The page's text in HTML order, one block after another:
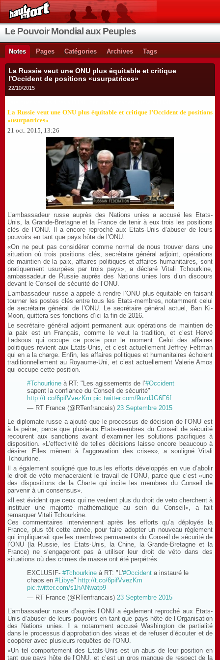
Le Pouvoir Mondial aux Peuples
Notes Pages Catégories Archives Tags
La Russie veut une ONU plus équitable et critique
l'Occident de positions «usurpatrices»
22/10/2015
La Russie veut une ONU plus équitable et critique l’Occident de positions
«usurpatrices»
21 oct. 2015, 13:26
L’ambassadeur russe auprès des Nations unies a accusé les Etats-
Unis, la Grande-Bretagne et la France de tenir à eux trois les positions
clés de l’ONU. Il a encore reproché aux Etats-Unis d’abuser de leurs
pouvoirs en tant que pays hôte de l’ONU.
«On ne peut pas considérer comme normal de nous trouver dans une
situation où trois positions clés, secrétaire général adjoint, opérations
de maintien de la paix, affaires politiques et affaires humanitaires, sont
pratiquement usurpées par trois pays», a déclaré Vitali Tchourkine,
ambassadeur de Russie auprès des Nations unies lors d’un discours
devant le Conseil de sécurité de l’ONU.
L’ambassadeur russe a appelé à rendre l’ONU plus équitable en faisant
tourner les postes clés entre tous les Etats-membres, notamment celui
de secrétaire général de l’ONU. Le secrétaire général actuel, Ban Ki-
Moon, quittera ses fonctions d’ici la fin de 2016.
Le secrétaire général adjoint permanent aux opérations de maintien de
la paix est un Français, comme le veut la tradition, et c’est Hervé
Ladsous qui occupe ce poste pour le moment. Celui des affaires
politiques revient aux Etats-Unis, et c’est actuellement Jeffrey Feltman
qui en a la charge. Enfin, les affaires politiques et humanitaires échoient
traditionnellement au Royaume-Uni, et c’est actuellement Valerie Amos
qui occupe cette position.
#Tchourkine à RT: "Les agissements de l’#Occident
sapent la confiance du Conseil de sécurité"
http://t.co/6pifVvezKm pic.twitter.com/9uzdJG6F6f
— RT France (@RTenfrancais) 23 Septembre 2015
Le diplomate russe a ajouté que le processus de décision de l’ONU est
à la peine, parce que plusieurs Etats-membres du Conseil de sécurité
recourent aux sanctions avant d’examiner les solutions pacifiques à
disposition. «L’effectivité de telles décisions laisse encore beaucoup à
désirer. Elles mènent à l’aggravation des crises», a souligné Vitali
Tchourkine.
Il a également souligné que tous les efforts développés en vue d’abolir
le droit de véto menaceraient le travail de l’ONU, parce que c’est «une
des dispositions de la Charte qui incite les membres du Conseil de
parvenir à un consensus».
«Il est évident que ceux qui ne veulent plus du droit de veto cherchent à
instituer une majorité mathématique au sein du Conseil», a fait
remarquer Vitali Tchourkine.
Ces commentaires interviennent après les efforts qu’a déployés la
France, plus tôt cette année, pour faire adopter un nouveau règlement
qui impliquerait que les membres permanents du Conseil de sécurité de
l’ONU (la Russie, les Etats-Unis, la Chine, la Grande-Bretagne et la
France) ne s’engageront pas à utiliser leur droit de véto dans des
situations où des crimes de masse ont été perpétrés.
EXCLUSIF- #Tchourkine à RT: "L'#Occident a instauré le
chaos en #Libye" http://t.co/6pifVvezKm
pic.twitter.com/s1hANwatp9
— RT France (@RTenfrancais) 23 Septembre 2015
L’ambassadeur russe d’auprès l’ONU a également reproché aux Etats-
Unis d’abuser de leurs pouvoirs en tant que pays hôte de l’Organisation
des Nations unies. Il a notamment accusé Washington de partialité
dans le processus d’approbation des visas et de refuser d’écouter et de
coopérer avec plusieurs requêtes de l’ONU.
«Un tel comportement des Etats-Unis est un abus de leur position en
tant que pays hôte de l’ONU, et c’est un gros manque de respect de la